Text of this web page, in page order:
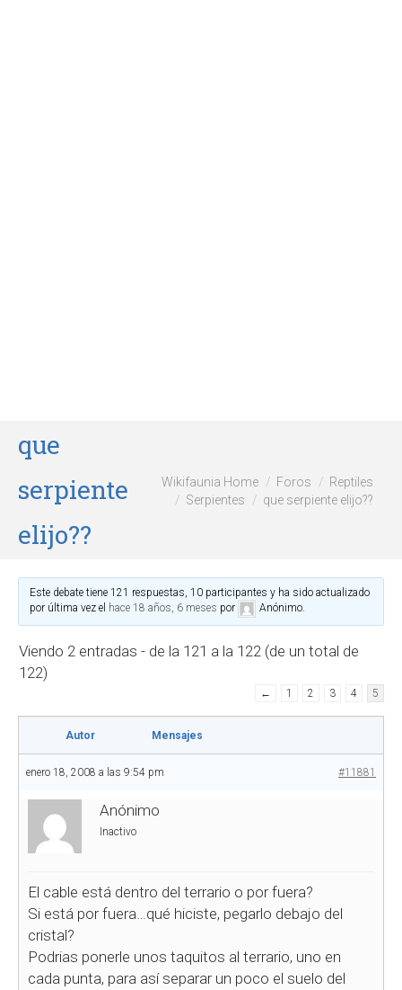
que
serpiente
elijo??
Wikifaunia Home Foros
Reptiles
Serpientes
que serpiente elijo??
Este debate tiene 121 respuestas, 10 participantes y ha sido actualizado
por última vez el hace 18 años, 6 meses por Anónimo.
Viendo 2 entradas - de la 121 a la 122 (de un total de
122)
← 1 2 3 4 5
Autor Mensajes
enero 18, 2008 a las 9:54 pm #11881
Anónimo
Inactivo
El cable está dentro del terrario o por fuera?
Si está por fuera…qué hiciste, pegarlo debajo del
cristal?
Podrias ponerle unos taquitos al terrario, uno en
cada punta, para así separar un poco el suelo del